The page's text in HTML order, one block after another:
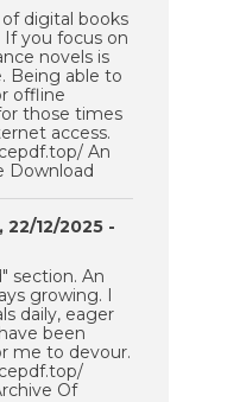
of digital books
If you focus on
novels is
Being able to
offline
those times
access.
An
Download
22/12/2025 -
section. An
growing. I
daily, eager
been
me to devour.
Of